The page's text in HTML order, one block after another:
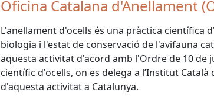
Oficina Catalana d'Anellament
L'anellament d'ocells és una pràctica científica
biologia i l'estat de conservació de l'avifauna
aquesta activitat d'acord amb l'Ordre de 10 de
científic d'ocells, on es delega a l’Institut
d'aquesta activitat a Catalunya.